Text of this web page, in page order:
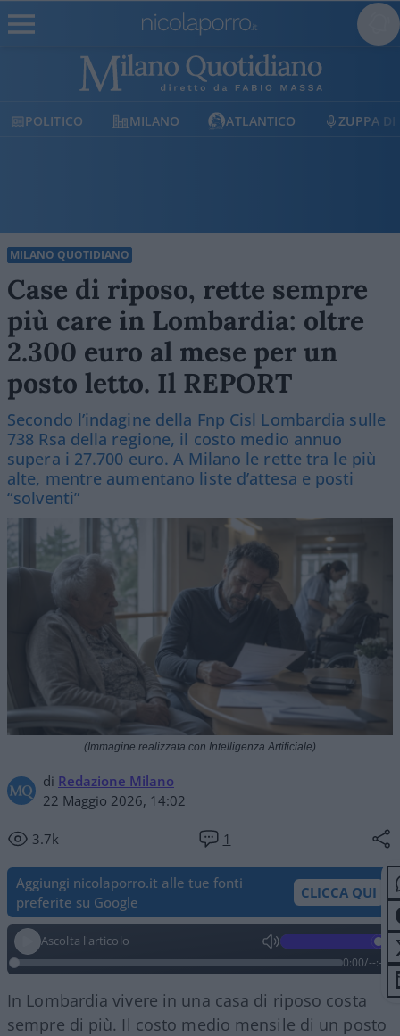
MILANO ATLANTICO ZUPPA DI PORRO
MILANO QUOTIDIANO
Case di riposo, rette sempre
più care in Lombardia: oltre
2.300 euro al mese per un
posto letto. Il REPORT
Secondo l’indagine della Fnp Cisl Lombardia sulle
738 Rsa della regione, il costo medio annuo
supera i 27.700 euro. A Milano le rette tra le più
alte, mentre aumentano liste d’attesa e posti
“solventi”
di Redazione Milano
22 Maggio 2026, 14:02
3.7k 1
(Immagine realizzata con Intelligenza Artificiale)
Aggiungi nicolaporro.it alle tue fonti
preferite su Google
CLICCA QUI
Ascolta l'articolo
0:00/--:--
In Lombardia vivere in una casa di riposo costa
sempre di più. Il costo medio mensile di un posto